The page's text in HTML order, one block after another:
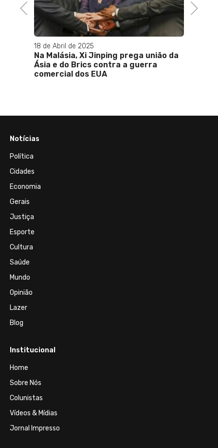
Previous
18 de Abril de 2025
Na Malásia, Xi Jinping prega união da
Ásia e do Brics contra a guerra
comercial dos EUA
Next
Notícias
Política
Cidades
Economia
Gerais
Justiça
Esporte
Cultura
Saúde
Mundo
Opinião
Lazer
Blog
Institucional
Home
Sobre Nós
Colunistas
Vídeos & Mídias
Jornal Impresso